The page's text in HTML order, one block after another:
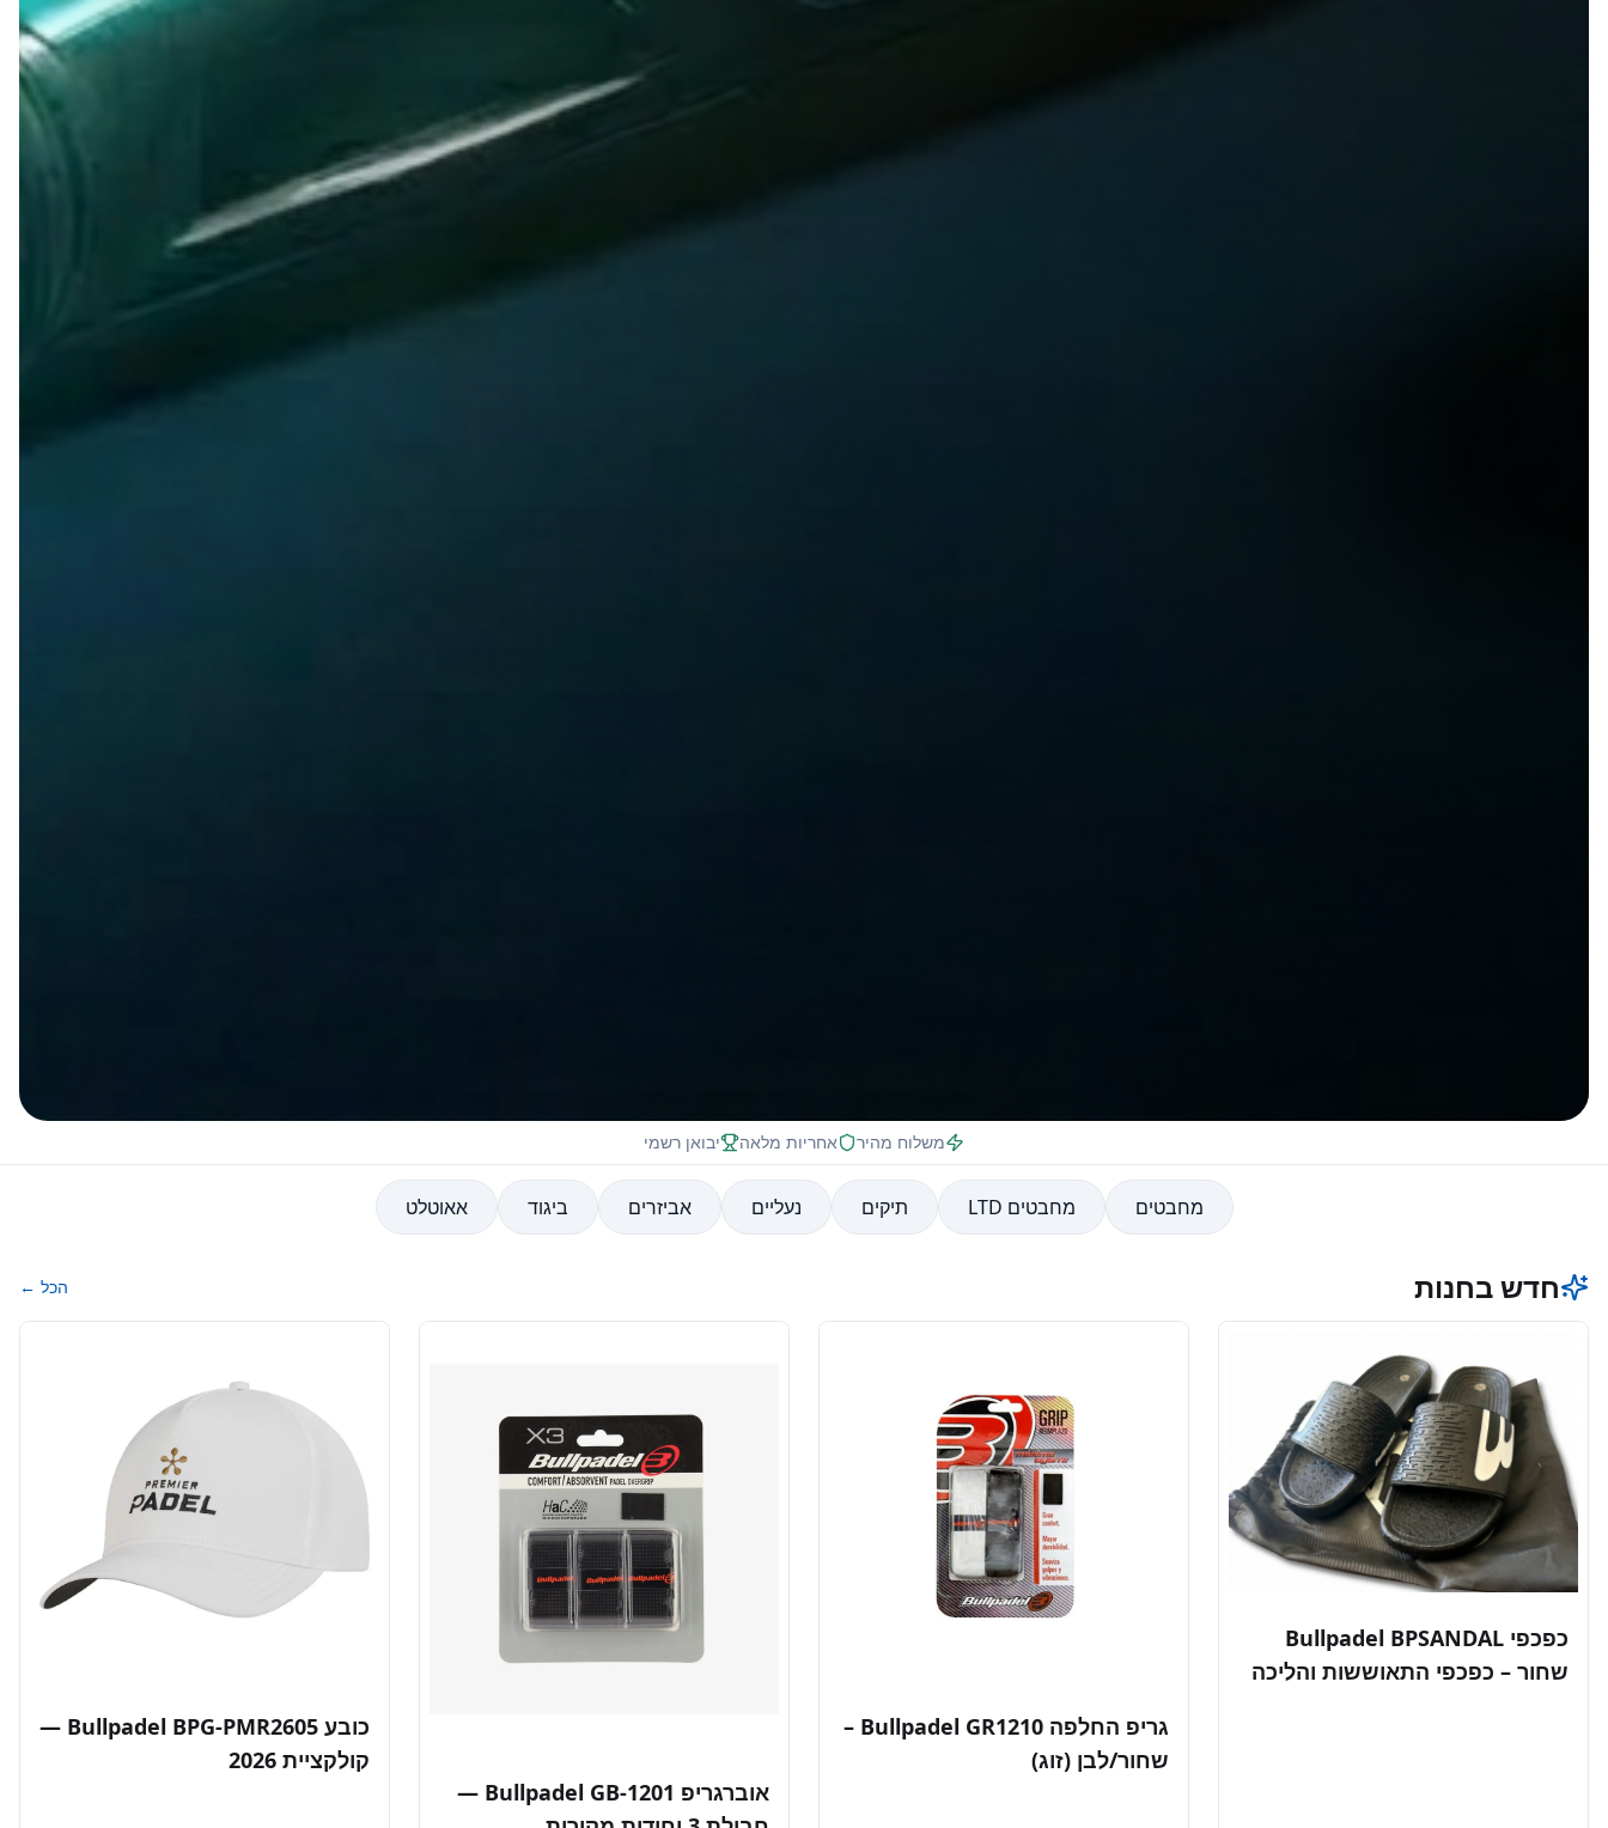
משלוח מהיר אחריות מלאה יבואן רשמי
מחבטים מחבטים LTD תיקים נעליים אביזרים ביגוד אאוטלט
חדש בחנות הכל ←
כפכפי Bullpadel BPSANDAL
שחור – כפכפי התאוששות והליכה
גריפ החלפה Bullpadel GR1210 –
שחור/לבן (זוג)
אוברגריפ Bullpadel GB-1201 —
כובע Bullpadel BPG-PMR2605 —
קולקציית 2026